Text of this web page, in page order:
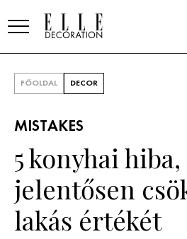
SZOBÁK
Konyha
Fürdőszoba
ÖTLETEK
FŐOLDAL DECOR
MISTAKES
5 konyhai
jelentősen
lakás értékét